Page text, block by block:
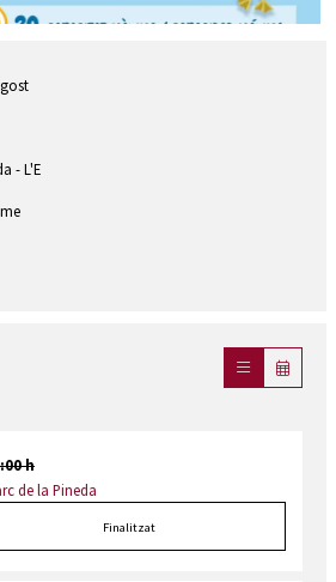
- L'E
h
de la Pineda
Finalitzat